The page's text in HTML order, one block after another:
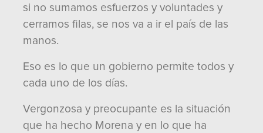
si no sumamos esfuerzos y voluntades y
cerramos filas, se nos va a ir el país de las
manos.
Eso es lo que un gobierno permite todos y
cada uno de los días.
Vergonzosa y preocupante es la situación
que ha hecho Morena y en lo que ha